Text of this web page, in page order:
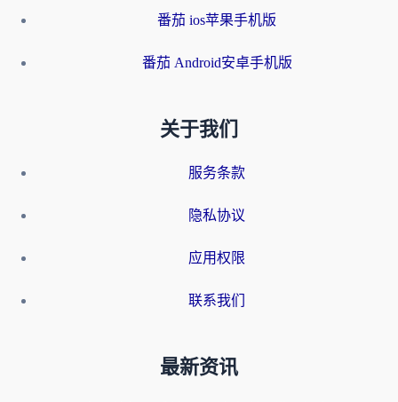
番茄 ios苹果手机版
番茄 Android安卓手机版
关于我们
服务条款
隐私协议
应用权限
联系我们
最新资讯